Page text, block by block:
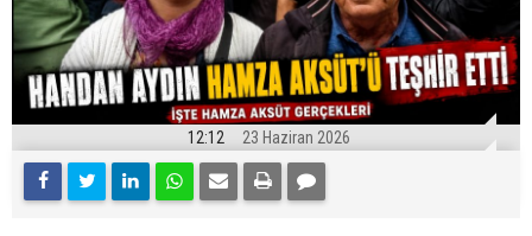
12:12 23 Haziran 2026